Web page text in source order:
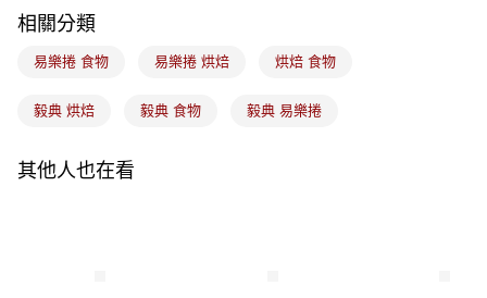
全盈+PAY
運送方式
每筆NT$100，滿NT$1,500(含以上)免運費
相關分類
易樂捲 食物 易樂捲 烘焙 烘焙 食物
毅典 烘焙 毅典 食物 毅典 易樂捲
其他人也在看